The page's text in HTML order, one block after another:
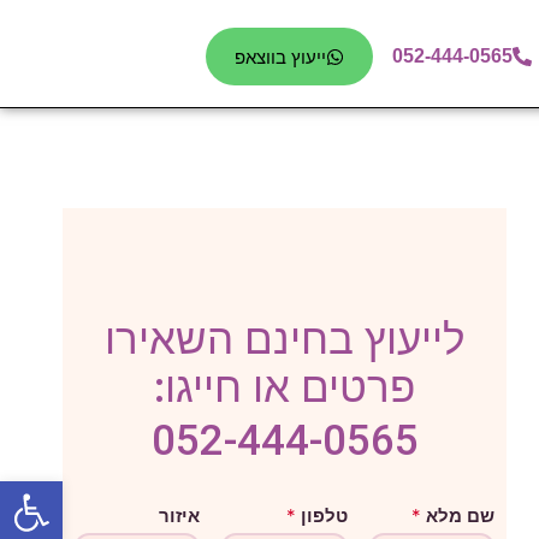
052-444-0565 ייעוץ בווצאפ
לייעוץ בחינם השאירו
פרטים או חייגו:
052-444-0565
שם מלא * א
י
טלפון * איזור
פתח